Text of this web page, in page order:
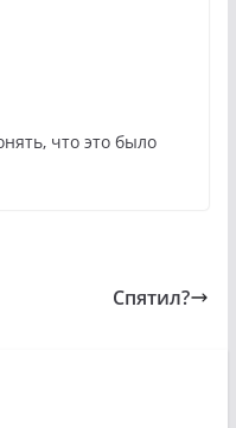
что это было
Спятил?